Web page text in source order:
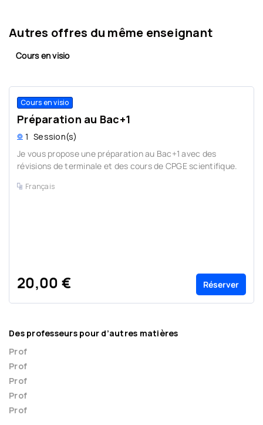
Autres offres du même enseignant
Cours en visio
Cours en visio
Préparation au Bac+1
1 Session(s)
Je vous propose une préparation au Bac+1 avec des
révisions de terminale et des cours de CPGE scientifique.
Français
20,00 € Réserver
Des professeurs pour d’autres matières
Prof
Prof
Prof
Prof
Prof